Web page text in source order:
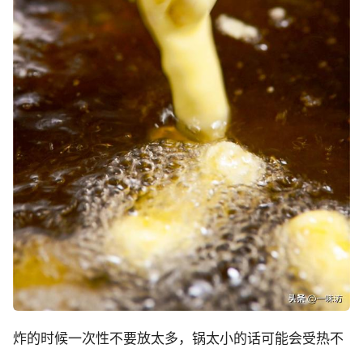
炸的时候一次性不要放太多，锅太小的话可能会受热不